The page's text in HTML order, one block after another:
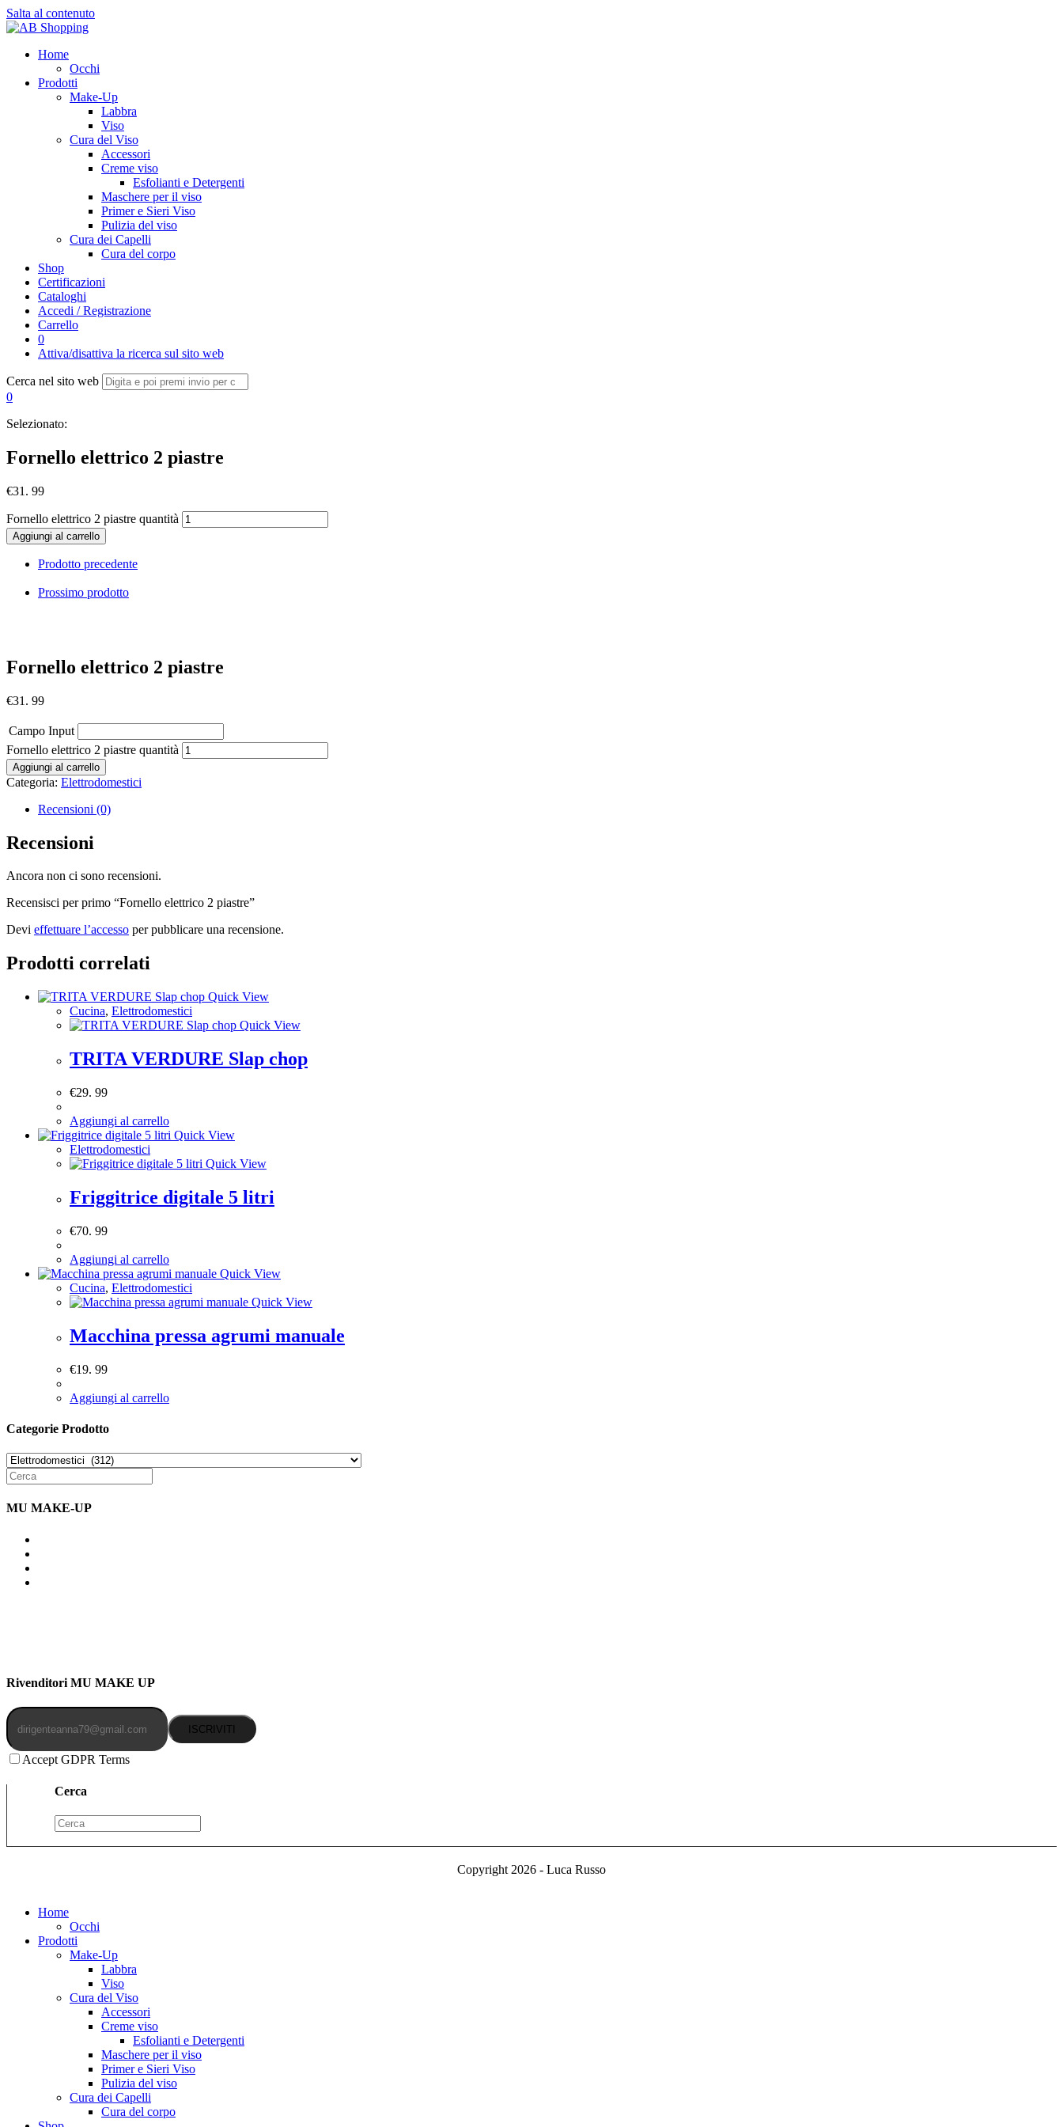
Salta al contenuto
Home
Occhi
Prodotti
Make-Up
Labbra
Viso
Cura del Viso
Accessori
Creme viso
Esfolianti e Detergenti
Maschere per il viso
Primer e Sieri Viso
Pulizia del viso
Cura dei Capelli
Cura del corpo
Shop
Certificazioni
Cataloghi
Accedi / Registrazione
Carrello
0
Attiva/disattiva la ricerca sul sito web
Cerca nel sito web
0
Selezionato:
Fornello elettrico 2 piastre
€31. 99
Fornello elettrico 2 piastre quantità
Aggiungi al carrello
Prodotto precedente
Prossimo prodotto
Fornello elettrico 2 piastre
€31. 99
Campo Input
Fornello elettrico 2 piastre quantità
Aggiungi al carrello
Categoria: Elettrodomestici
Recensioni (0)
Recensioni
Ancora non ci sono recensioni.
Recensisci per primo “Fornello elettrico 2 piastre”
Devi effettuare l’accesso per pubblicare una recensione.
Prodotti correlati
Quick View
Cucina, Elettrodomestici
Quick View
TRITA VERDURE Slap chop
€29. 99
Aggiungi al carrello
Quick View
Elettrodomestici
Quick View
Friggitrice digitale 5 litri
€70. 99
Aggiungi al carrello
Quick View
Cucina, Elettrodomestici
Quick View
Macchina pressa agrumi manuale
€19. 99
Aggiungi al carrello
Categorie Prodotto
MU MAKE-UP
Rivenditori MU MAKE UP
ISCRIVITI
Accept GDPR Terms
Cerca
Copyright 2026 - Luca Russo
Home
Occhi
Prodotti
Make-Up
Labbra
Viso
Cura del Viso
Accessori
Creme viso
Esfolianti e Detergenti
Maschere per il viso
Primer e Sieri Viso
Pulizia del viso
Cura dei Capelli
Cura del corpo